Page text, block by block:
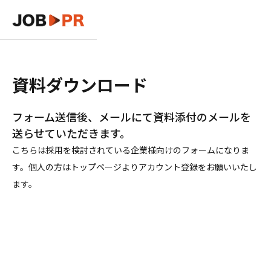
資料ダウンロード
フォーム送信後、メールにて資料添付のメールを
送らせていただきます。
こちらは採用を検討されている企業様向けのフォームになりま
す。個人の方はトップページよりアカウント登録をお願いいたし
ます。